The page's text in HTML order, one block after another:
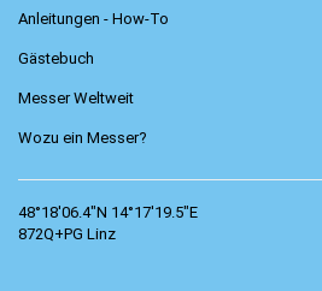
Anleitungen - How-To
Gästebuch
Messer Weltweit
Wozu ein Messer?
48°18'06.4"N 14°17'19.5"E
872Q+PG Linz